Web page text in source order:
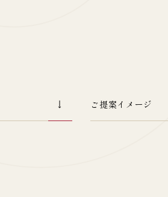
ご提案イメージ